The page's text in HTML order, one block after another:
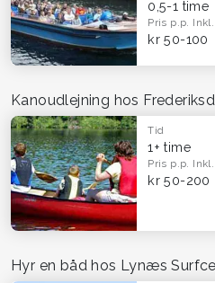
0,5-1 time
Pris p.p.
kr 50-100
Kanoudlejning hos
Tid
1+ time
Pris p.p.
kr 50-200
Hyr en båd hos Lynæs